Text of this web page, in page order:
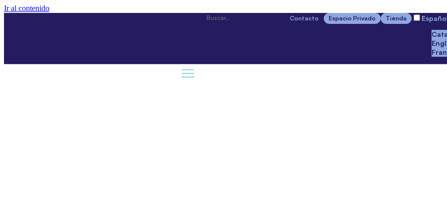
Ir al contenido
Contacto Espacio Privado Tienda